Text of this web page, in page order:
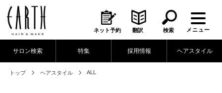
ネット予約 翻訳 検索 メニュー
サロン検索 特集 採用情報 ヘアスタイル
トップ ヘアスタイル ALL